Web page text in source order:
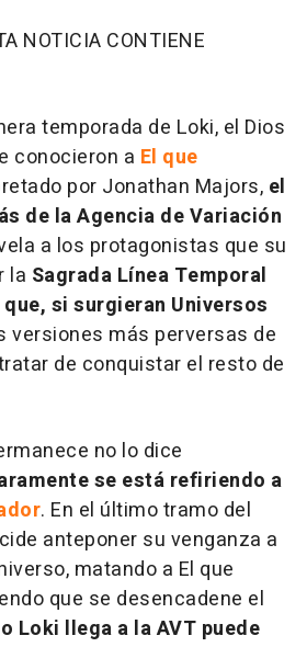
NOTICIA CONTIENE
temporada de Loki, el Dios
conocieron a El que
por Jonathan Majors, el
de la Agencia de Variación
a los protagonistas que su
la Sagrada Línea Temporal
si surgieran Universos
versiones más perversas de
de conquistar el resto de
no lo dice
se está refiriendo a
. En el último tramo del
anteponer su venganza a
matando a El que
que se desencadene el
Loki llega a la AVT puede